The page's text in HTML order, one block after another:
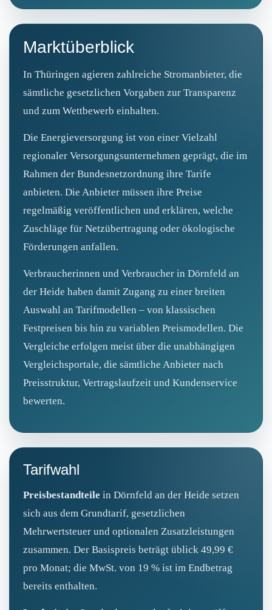
Marktüberblick
In Thüringen agieren zahlreiche Stromanbieter, die
sämtliche gesetzlichen Vorgaben zur Transparenz
und zum Wettbewerb einhalten.
Die Energieversorgung ist von einer Vielzahl
regionaler Versorgungsunternehmen geprägt, die im
Rahmen der Bundesnetzordnung ihre Tarife
anbieten. Die Anbieter müssen ihre Preise
regelmäßig veröffentlichen und erklären, welche
Zuschläge für Netzübertragung oder ökologische
Förderungen anfallen.
Verbraucherinnen und Verbraucher in Dörnfeld an
der Heide haben damit Zugang zu einer breiten
Auswahl an Tarifmodellen – von klassischen
Festpreisen bis hin zu variablen Preismodellen. Die
Vergleiche erfolgen meist über die unabhängigen
Vergleichsportale, die sämtliche Anbieter nach
Preisstruktur, Vertragslaufzeit und Kundenservice
bewerten.
Tarifwahl
Preisbestandteile in Dörnfeld an der Heide setzen
sich aus dem Grundtarif, gesetzlichen
Mehrwertsteuer und optionalen Zusatzleistungen
zusammen. Der Basispreis beträgt üblic­k 49,99 €
pro Monat; die MwSt. von 19 % ist im Endbetrag
bereits enthalten.